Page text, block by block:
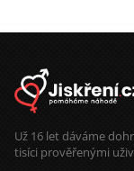
Už 16 let dáváme
tisíci prověřenými